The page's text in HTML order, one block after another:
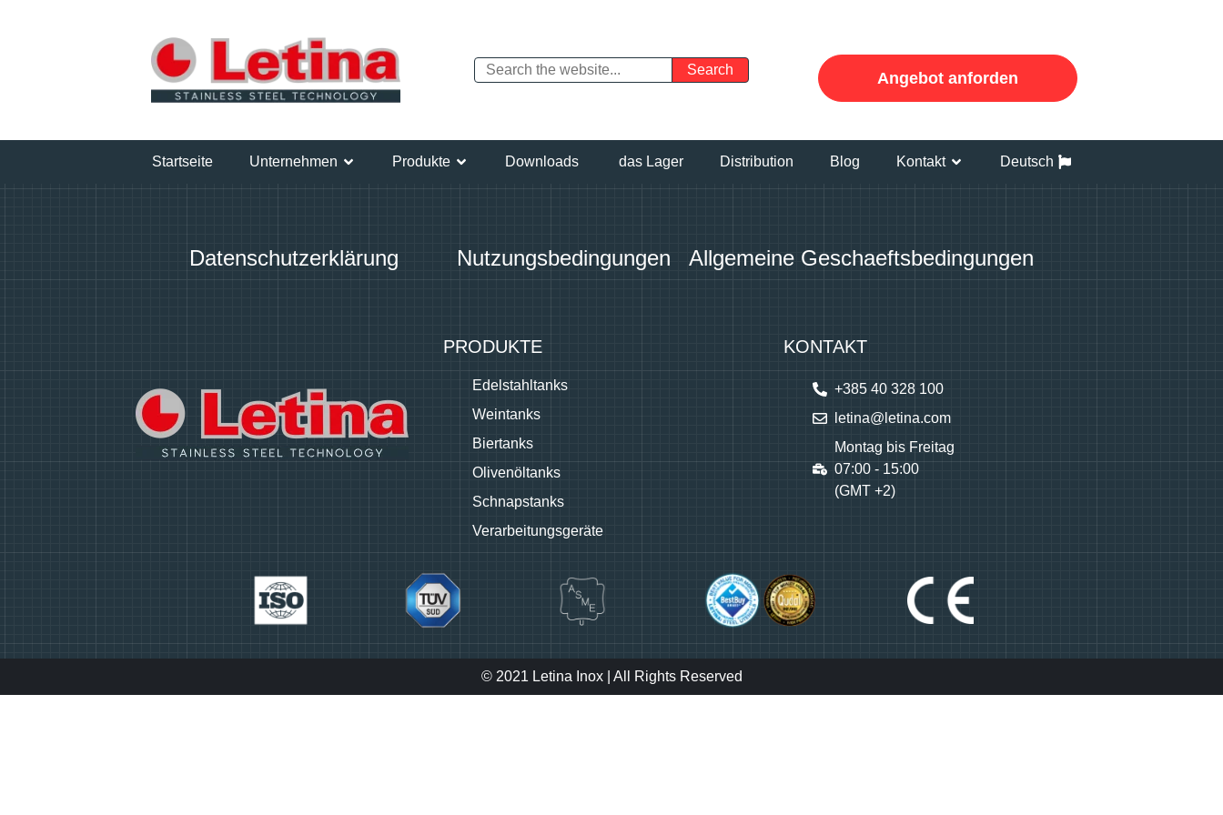
Angebot anforden
Startseite Unternehmen Produkte Downloads das Lager Distribution Blog Kontakt Deutsch
Datenschutzerklärung Nutzungsbedingungen Allgemeine Geschaeftsbedingungen
PRODUKTE
Edelstahltanks
Weintanks
Biertanks
Olivenöltanks
Schnapstanks
Verarbeitungsgeräte
KONTAKT
+385 40 328 100
letina@letina.com
Montag bis Freitag
07:00 - 15:00
(GMT +2)
© 2021 Letina Inox | All Rights Reserved